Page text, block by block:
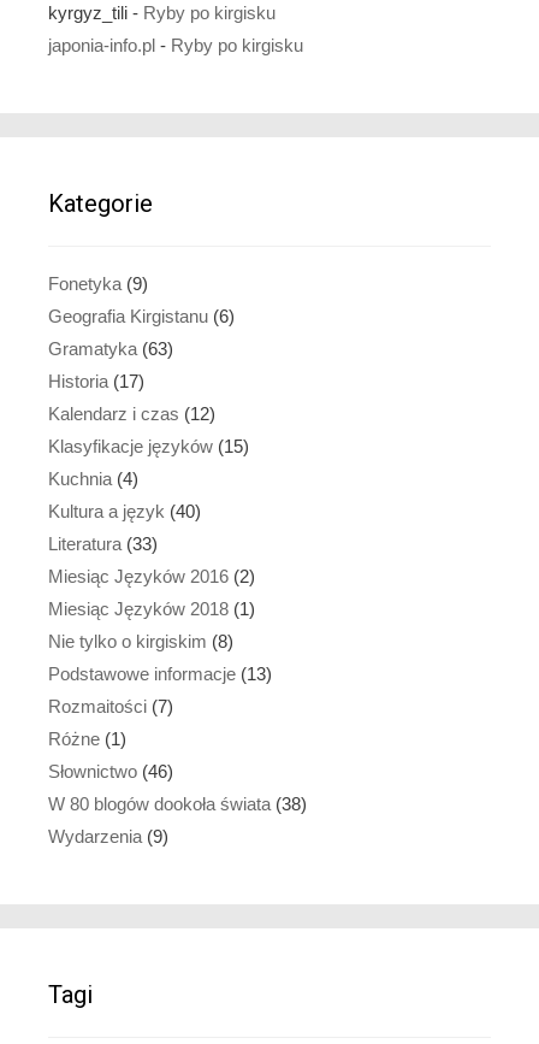
kyrgyz_tili - Ryby po kirgisku
japonia-info.pl - Ryby po kirgisku
Kategorie
Fonetyka (9)
Geografia Kirgistanu (6)
Gramatyka (63)
Historia (17)
Kalendarz i czas (12)
Klasyfikacje języków (15)
Kuchnia (4)
Kultura a język (40)
Literatura (33)
Miesiąc Języków 2016 (2)
Miesiąc Języków 2018 (1)
Nie tylko o kirgiskim (8)
Podstawowe informacje (13)
Rozmaitości (7)
Różne (1)
Słownictwo (46)
W 80 blogów dookoła świata (38)
Wydarzenia (9)
Tagi